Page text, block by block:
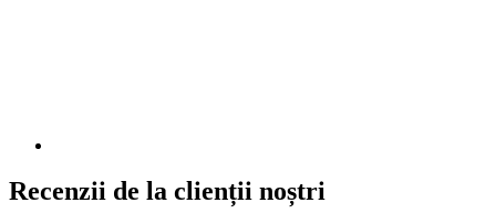
Recenzii de la clienții noștri